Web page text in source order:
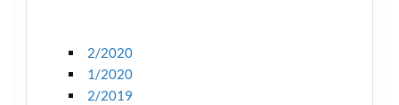
2/2020
1/2020
2/2019